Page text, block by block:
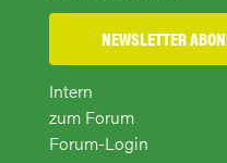
NEWSLETTER
Intern
zum Forum
Forum-Login